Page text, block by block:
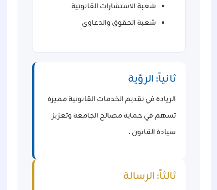
شعبة الاستشارات القانونية
شعبة الحقوق والدعاوى
ثانياً: الرؤية
الريادة في تقديم الخدمات القانونية مميزة
تسهم في حماية مصالح الجامعة وتعزيز
سيادة القانون .
ثالثاً: الرسالة